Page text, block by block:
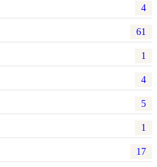
4
61
1
4
5
1
17